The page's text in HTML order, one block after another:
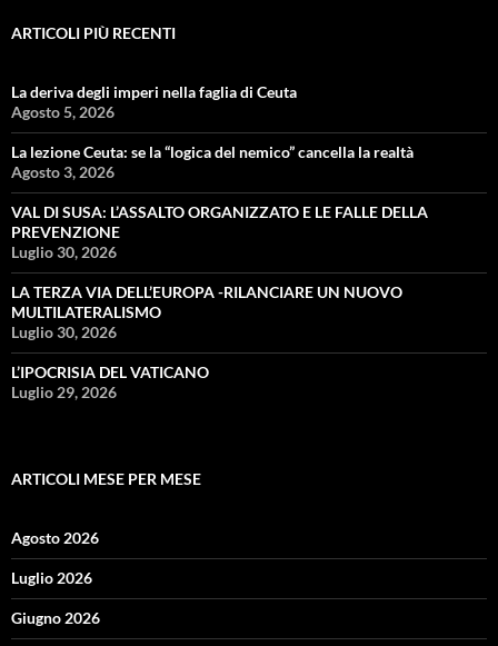
ARTICOLI PIÙ RECENTI
La deriva degli imperi nella faglia di Ceuta
Agosto 5, 2026
La lezione Ceuta: se la “logica del nemico” cancella la realtà
Agosto 3, 2026
VAL DI SUSA: L’ASSALTO ORGANIZZATO E LE FALLE DELLA
PREVENZIONE
Luglio 30, 2026
LA TERZA VIA DELL’EUROPA -RILANCIARE UN NUOVO
MULTILATERALISMO
Luglio 30, 2026
L’IPOCRISIA DEL VATICANO
Luglio 29, 2026
ARTICOLI MESE PER MESE
Agosto 2026
Luglio 2026
Giugno 2026